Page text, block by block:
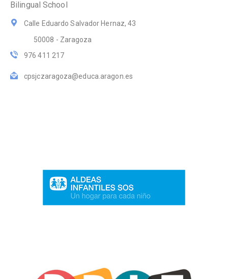
Bilingual School
Calle Eduardo Salvador Hernaz, 43
50008 - Zaragoza
976 411 217
cpsjczaragoza@educa.aragon.es